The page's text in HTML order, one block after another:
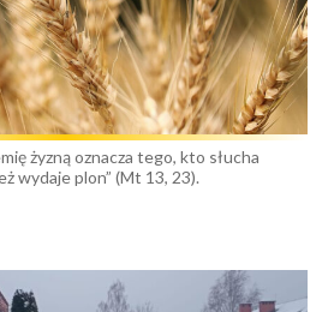
żyzną oznacza tego, kto słucha
wydaje plon” (Mt 13, 23).